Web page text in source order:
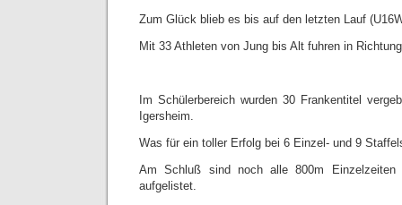
Zum Glück blieb es bis auf den letzten Lauf
Mit 33 Athleten von Jung bis Alt fuhren in
Im Schülerbereich wurden 30 Frankentitel
Igersheim.
Was für ein toller Erfolg bei 6 Einzel- und 9
Am Schluß sind noch alle 800m Einzelzeiten
aufgelistet.